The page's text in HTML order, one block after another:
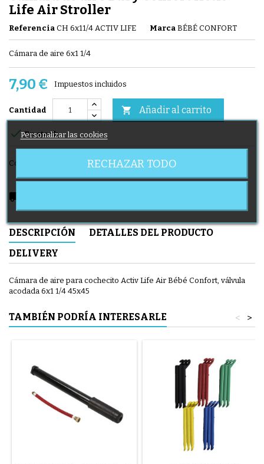
Life Air Stroller
Referencia CH 6x11/4 ACTIV LIFE Marca BÉBÉ CONFORT
Cámara de aire 6x1 1/4
7,90 € Impuestos incluidos
Cantidad  Añadir al carrito
En stock
Compartir
local_shipping
DESCRIPCIÓN
DETALLES DEL PRODUCTO
DELIVERY
Cámara de aire para cochecito Activ Life Air Bébé Confort, válvula
acodada 6x1 1/4 45x45
TAMBIÉN PODRÍA INTERESARLE >
<
Personalizar las cookies
RECHAZAR TODO